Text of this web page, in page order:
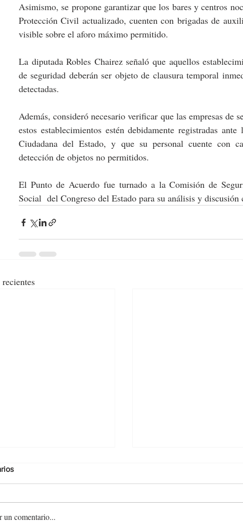
Asimismo, se propone garantizar que los bares y centros
Protección Civil actualizado, cuenten con brigadas de
visible sobre el aforo máximo permitido.
La diputada Robles Chairez señaló que aquellos
de seguridad deberán ser objeto de clausura temporal
detectadas.
Además, consideró necesario verificar que las empresas de
estos establecimientos estén debidamente registradas
Ciudadana del Estado, y que su personal cuente con
detección de objetos no permitidos.
El Punto de Acuerdo fue turnado a la Comisión de
Social  del Congreso del Estado para su análisis y discusión
un comentario...